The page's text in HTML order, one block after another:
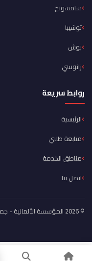
سامسونج
توشيبا
بوش
زانوسي
روابط سريعة
الرئيسية
متابعة طلبي
مناطق الخدمة
اتصل بنا
© 2026 المؤسسة